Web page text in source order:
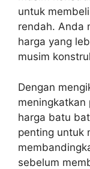
untuk
rendah. Anda
harga yang
musim
Dengan
meningkatkan
harga batu
penting untuk
sebelum